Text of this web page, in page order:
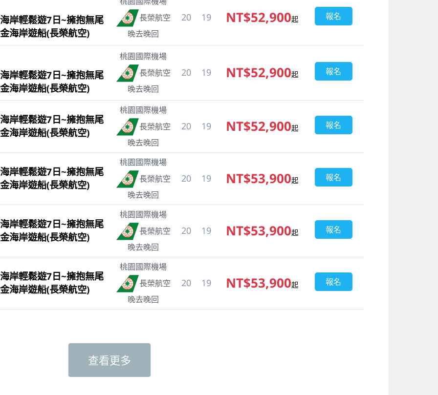
岸輕鬆遊7日~擁抱無尾
海岸遊船(長榮航空)
長榮航空
晚去晚回
20 19 NT$52,900起 報名
岸輕鬆遊7日~擁抱無尾
海岸遊船(長榮航空)
桃園國際機場
長榮航空
晚去晚回
20 19 NT$52,900起 報名
岸輕鬆遊7日~擁抱無尾
海岸遊船(長榮航空)
桃園國際機場
長榮航空
晚去晚回
20 19 NT$52,900起 報名
岸輕鬆遊7日~擁抱無尾
海岸遊船(長榮航空)
桃園國際機場
長榮航空
晚去晚回
20 19 NT$53,900起 報名
岸輕鬆遊7日~擁抱無尾
海岸遊船(長榮航空)
桃園國際機場
長榮航空
晚去晚回
20 19 NT$53,900起 報名
岸輕鬆遊7日~擁抱無尾
海岸遊船(長榮航空)
桃園國際機場
長榮航空
晚去晚回
20 19 NT$53,900起 報名
查看更多